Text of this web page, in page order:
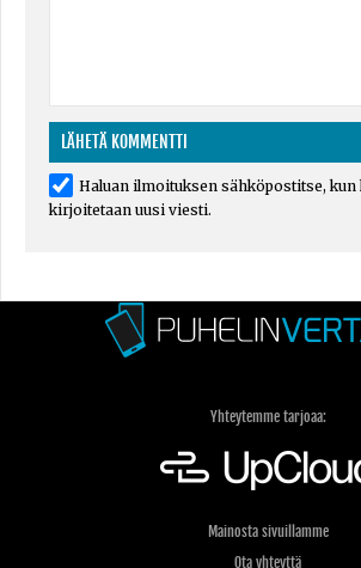
Haluan ilmoituksen sähköpostitse, kun
kirjoitetaan uusi viesti.
Yhteytemme tarjoaa:
Mainosta sivuillamme
Ota yhteyttä